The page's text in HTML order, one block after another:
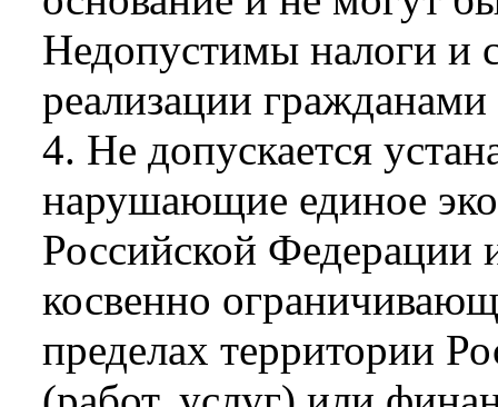
Недопустимы налоги и
реализации
4. Не допускается
нарушающие единое
Российской Федерации
косвенно
пределах территории